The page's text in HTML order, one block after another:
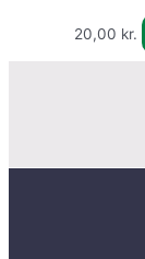
20,00 kr.